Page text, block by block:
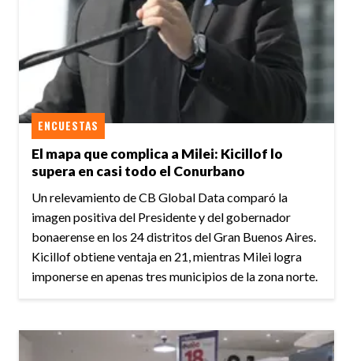
El mapa que complica a Milei: Kicillof lo
supera en casi todo el Conurbano
ENCUESTAS
Un relevamiento de CB Global Data comparó la
imagen positiva del Presidente y del gobernador
bonaerense en los 24 distritos del Gran Buenos Aires.
Kicillof obtiene ventaja en 21, mientras Milei logra
imponerse en apenas tres municipios de la zona norte.